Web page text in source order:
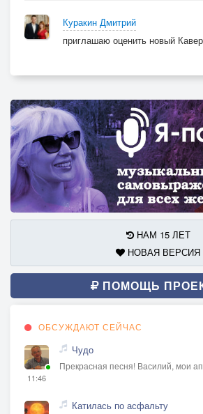
Куракин Дмитрий
приглашаю оценить новый
НАМ 15 ЛЕТ
НОВАЯ ВЕРСИЯ
ПОМОЩЬ
ОБСУЖДАЮТ СЕЙЧАС
11:46
Чудо
Прекрасная песня! Василий, мои
Катилась по асфальту